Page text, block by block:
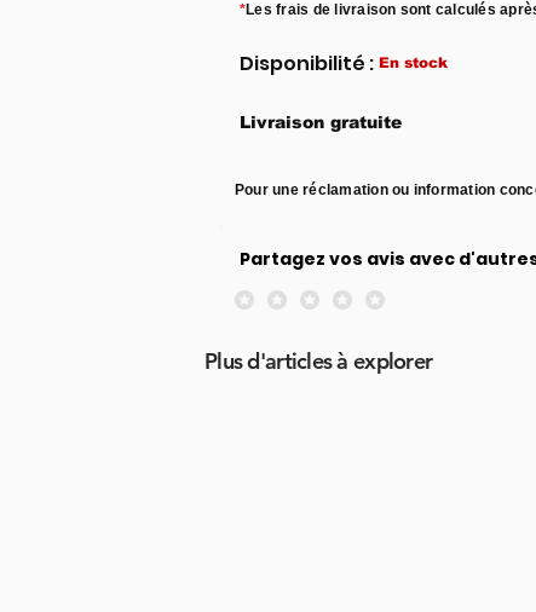
*Les frais de livraison sont calculés
Disponibilité : En stock
Livraison gratuite
Pour une réclamation ou information
Partagez vos avis avec
Aucune note pour le moment
Plus d'articles à explorer